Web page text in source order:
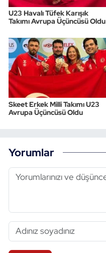
U23 Havalı Tüfek Karışık
Takımı Avrupa Üçüncüsü Oldu
Skeet Erkek Milli Takımı U23
Avrupa Üçüncüsü Oldu
Yorumlar
Wushu Kungfu
Yüzme